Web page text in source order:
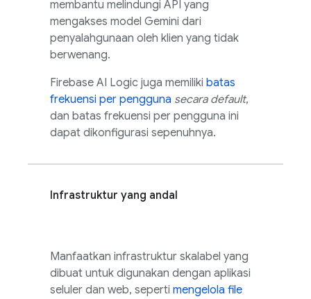
membantu melindungi API yang
mengakses model Gemini dari
penyalahgunaan oleh klien yang tidak
berwenang.
Firebase AI Logic juga memiliki batas
frekuensi per pengguna secara default,
dan batas frekuensi per pengguna ini
dapat dikonfigurasi sepenuhnya.
Infrastruktur yang andal
Manfaatkan infrastruktur skalabel yang
dibuat untuk digunakan dengan aplikasi
seluler dan web, seperti mengelola file